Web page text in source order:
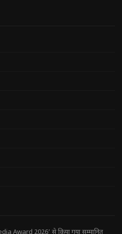
Award 2026’ से किया गया सम्मानित